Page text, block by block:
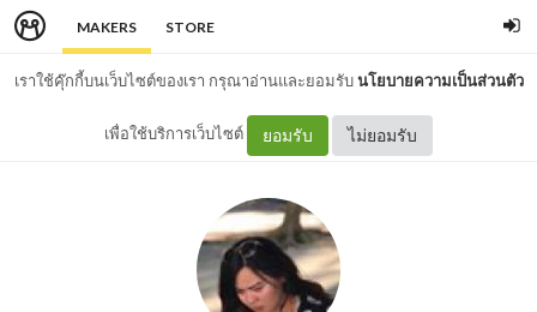
MAKERS STORE
เราใช้คุ๊กกี้บนเว็บไซต์ของเรา กรุณาอ่านและยอมรับนโยบายความเป็นส่วนตัว
เพื่อใช้บริการเว็บไซต์ ยอมรับ ไม่ยอมรับ